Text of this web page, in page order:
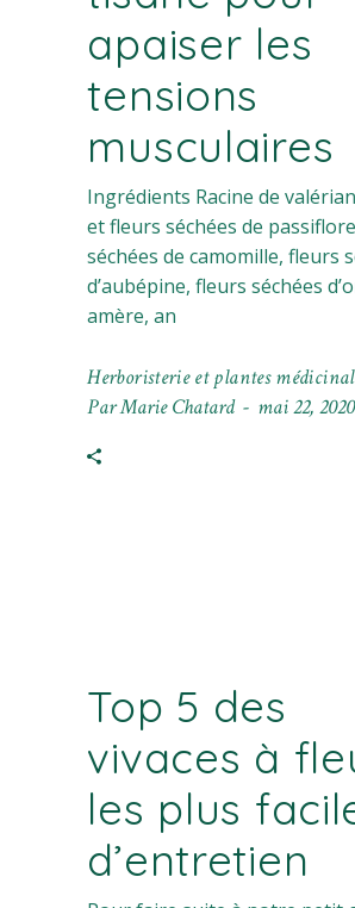
apaiser les
tensions
musculaires
Ingrédients Racine de
et fleurs séchées de
séchées de camomille, fleurs
d’aubépine, fleurs séchées
amère, an
Herboristerie et plantes
ParMarie Chatard mai 22, 2020
Top 5 des
vivaces à
les plus
d’entretien